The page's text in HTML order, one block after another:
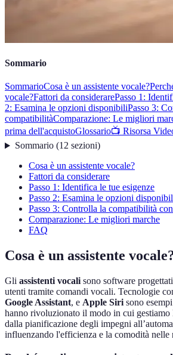
Sommario
SommarioCosa è un assistente vocale?
vocale?Fattori da considerarePasso 1:
2: Esamina le opzioni disponibiliPasso 3:
compatibilitàComparazione: Le migliori
prima dell'acquistoGlossario📺 Risorsa
Sommario(12 sezioni)
Cosa è un assistente vocale?
Fattori da considerare
Passo 1: Identifica le tue esigenze
Passo 2: Esamina le opzioni
Passo 3: Controlla la compatibilità
Comparazione: Le migliori marche
FAQ
Cosa è un assistente
Gli assistenti vocali sono software
utenti tramite comandi vocali. Tecnologie
Google Assistant, e Apple Siri sono
hanno rivoluzionato il modo in cui gestiamo
dalla pianificazione degli impegni
influenzando l'efficienza e la comodità nelle